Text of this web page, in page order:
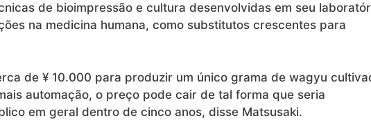
de bioimpressão e cultura desenvolvidas em seu
na medicina humana, como substitutos crescentes para
de ¥ 10.000 para produzir um único grama de wagyu
automação, o preço pode cair de tal forma que seria
em geral dentro de cinco anos, disse Matsusaki.